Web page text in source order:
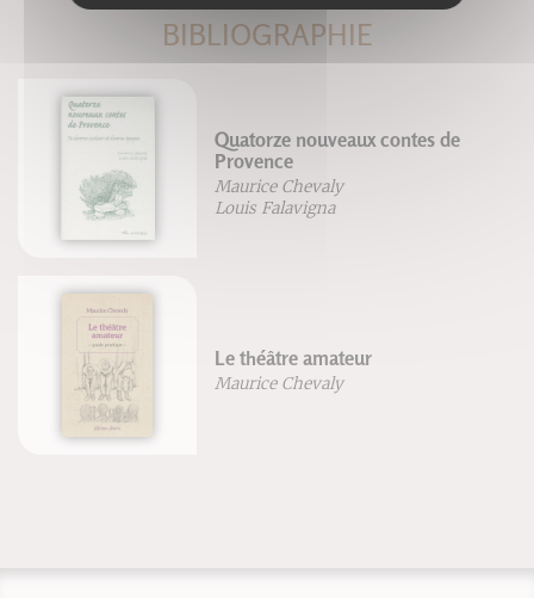
BIBLIOGRAPHIE
Quatorze nouveaux contes de
Provence
Maurice Chevaly
Louis Falavigna
Le théâtre amateur
Maurice Chevaly